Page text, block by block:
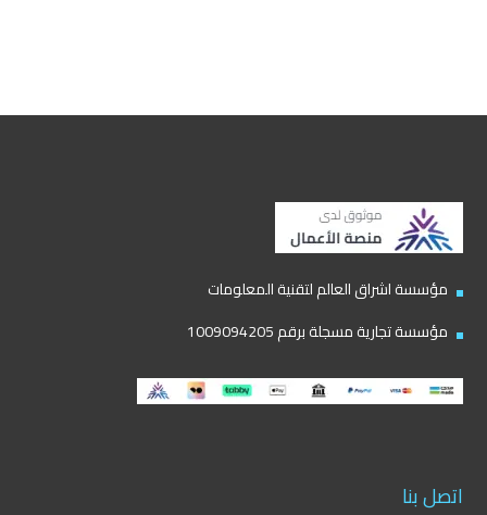
مؤسسة اشراق العالم لتقنية المعلومات
مؤسسة تجارية مسجلة برقم 1009094205
اتصل بنا